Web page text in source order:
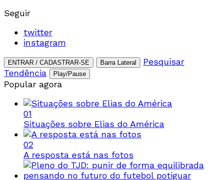
Seguir
twitter
instagram
ENTRAR / CADASTRAR-SE Barra Lateral
Pesquisar
Tendência
Play/Pause
Popular agora
01
Situações sobre Elias do América
02
A resposta está nas fotos